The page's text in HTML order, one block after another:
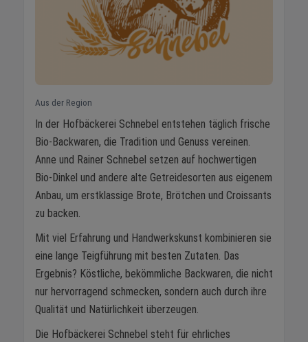
Aus der Region
In der Hofbäckerei Schnebel entstehen täglich frische
Bio-Backwaren, die Tradition und Genuss vereinen.
Anne und Rainer Schnebel setzen auf hochwertigen
Bio-Dinkel und andere alte Getreidesorten aus eigenem
Anbau, um erstklassige Brote, Brötchen und Croissants
zu backen.
Mit viel Erfahrung und Handwerkskunst kombinieren sie
eine lange Teigführung mit besten Zutaten. Das
Ergebnis? Köstliche, bekömmliche Backwaren, die nicht
nur hervorragend schmecken, sondern auch durch ihre
Qualität und Natürlichkeit überzeugen.
Die Hofbäckerei Schnebel steht für ehrliches